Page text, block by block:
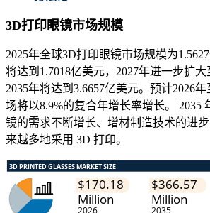
3D打印眼镜市场规模
2025年全球3D打印眼镜市场规模为
将达到1.7018亿美元，2027年进一步扩大
2035年将达到3.6657亿美元。预计2026
场将以8.9%的复合年增长率增长。 2035
镜的需求不断增长、增材制造技术的进
来越多地采用 3D 打印。